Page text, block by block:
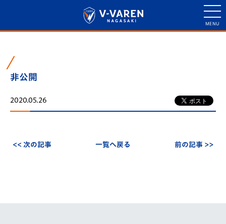
非公開
2020.05.26
<< 次の記事 一覧へ戻る 前の記事 >>